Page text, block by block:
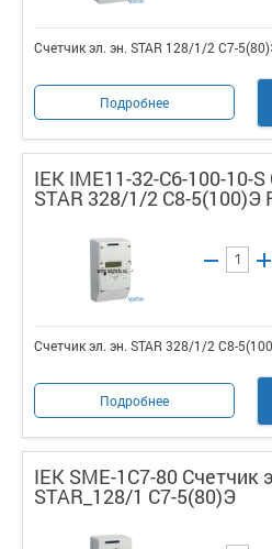
Счетчик эл. эн. STAR 128/1/2 С7-
Подробнее
IEK IME11-32-C6-100-10-
STAR 328/1/2 С8-5(100)Э
Счетчик эл. эн. STAR 328/1/2 С8-
Подробнее
IEK SME-1C7-80 Счетчик
STAR_128/1 С7-5(80)Э